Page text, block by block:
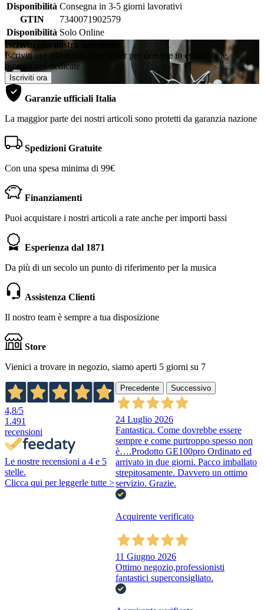
Disponibilità Consegna in 3-5 giorni lavorativi
GTIN
7340071902579
Disponibilità Solo Online
Iscriviti alla nostra newsletter
Iscriviti ora alla nostra newsletter per ricevere in esclusiva le
promozioni dedicate
Iscriviti ora
Garanzie ufficiali Italia
La maggior parte dei nostri articoli sono protetti da garanzia nazione
Spedizioni Gratuite
Con una spesa minima di 99€
Finanziamenti
Puoi acquistare i nostri articoli a rate anche per importi bassi
Esperienza dal 1871
Da più di un secolo un punto di riferimento per la musica
Assistenza Clienti
Il nostro team è sempre a tua disposizione
Store
Vienici a trovare in negozio, siamo aperti 5 giorni su 7
4,8/5
1.491
recensioni
Le nostre recensioni a 4 e 5
stelle.
Clicca qui per leggerle tutte >
Precedente Successivo
24 Luglio 2026
Fantastica. Come dovrebbe essere
sempre e come purtroppo spesso non
è….Prodotto GE100pro Ordinato ed
arrivato in due giorni. Pacco imballato
strepitosamente. Davvero un ottimo
servizio. Grazie.
Acquirente verificato
11 Giugno 2026
Ottimo negozio,professionisti
fantastici superconsigliato.